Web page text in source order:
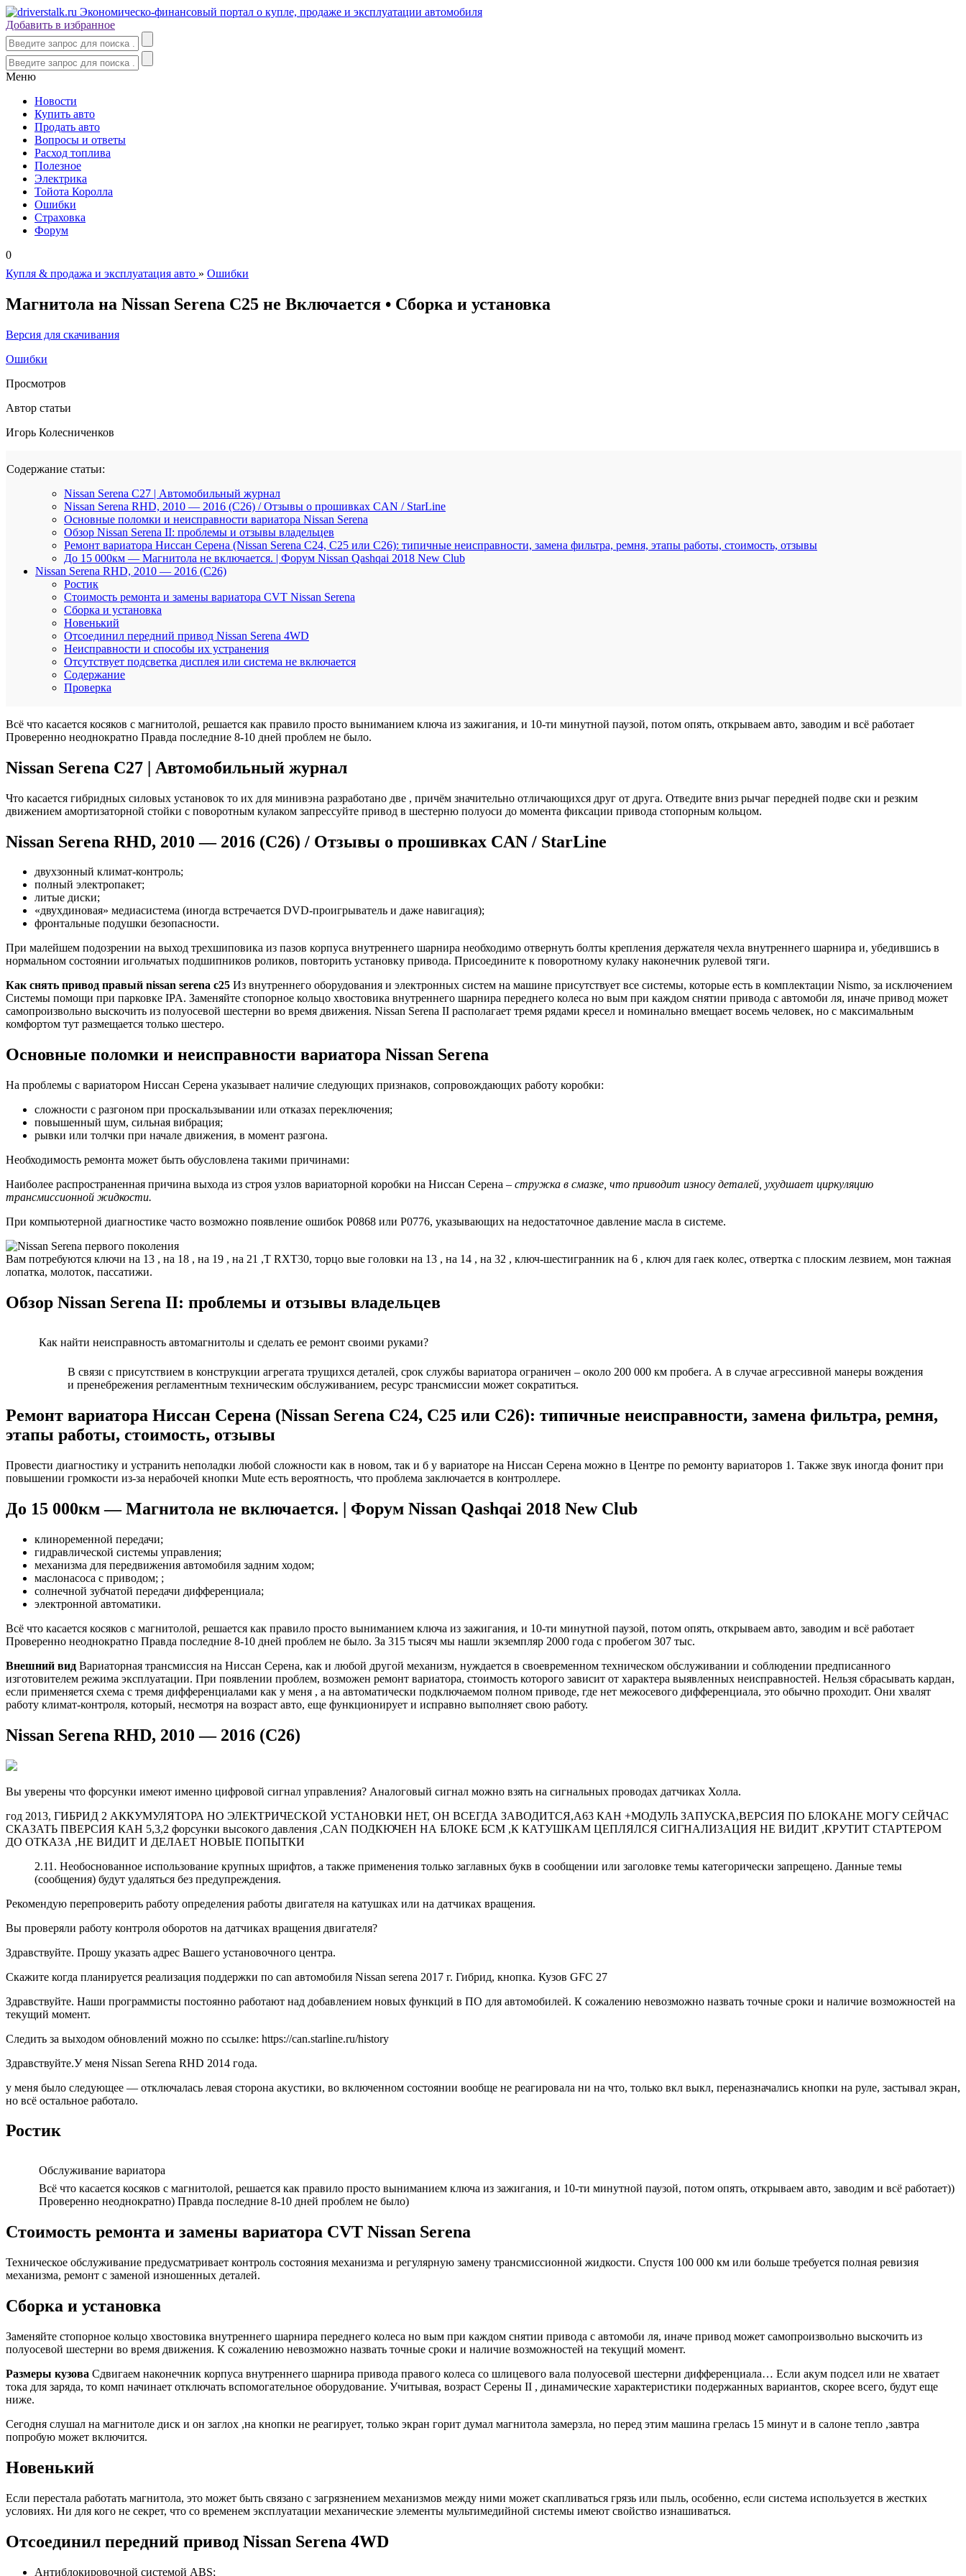
Добавить в избранное
Меню
Новости
Купить авто
Продать авто
Вопросы и ответы
Расход топлива
Полезное
Электрика
Тойота Королла
Ошибки
Страховка
Форум
0
Купля & продажа и эксплуатация авто » Ошибки
Магнитола на Nissan Serena C25 не Включается • Сборка и установка
Версия для скачивания
Ошибки
Просмотров
Автор статьи
Игорь Колесниченков
Содержание статьи:
Nissan Serena C27 | Автомобильный журнал
Nissan Serena RHD, 2010 — 2016 (C26) / Отзывы о прошивках CAN / StarLine
Основные поломки и неисправности вариатора Nissan Serena
Обзор Nissan Serena II: проблемы и отзывы владельцев
Ремонт вариатора Ниссан Серена (Nissan Serena С24, С25 или С26): типичные неисправности, замена фильтра, ремня, этапы работы, стоимость, отзывы
До 15 000км — Магнитола не включается. | Форум Nissan Qashqai 2018 New Club
Nissan Serena RHD, 2010 — 2016 (C26)
Ростик
Стоимость ремонта и замены вариатора CVT Nissan Serena
Сборка и установка
Новенький
Отсоединил передний привод Nissan Serena 4WD
Неисправности и способы их устранения
Отсутствует подсветка дисплея или система не включается
Содержание
Проверка
Всё что касается косяков с магнитолой, решается как правило просто выниманием ключа из зажигания, и 10-ти минутной паузой, потом опять, открываем авто, заводим и всё работает
Проверенно неоднократно Правда последние 8-10 дней проблем не было.
Nissan Serena C27 | Автомобильный журнал
Что касается гибридных силовых установок то их для минивэна разработано две , причём значительно отличающихся друг от друга. Отведите вниз рычаг передней подве ски и резким
движением амортизаторной стойки с поворотным кулаком запрессуйте привод в шестерню полуоси до момента фиксации привода стопорным кольцом.
Nissan Serena RHD, 2010 — 2016 (C26) / Отзывы о прошивках CAN / StarLine
двухзонный климат-контроль;
полный электропакет;
литые диски;
«двухдиновая» медиасистема (иногда встречается DVD-проигрыватель и даже навигация);
фронтальные подушки безопасности.
При малейшем подозрении на выход трехшиповика из пазов корпуса внутреннего шарнира необходимо отвернуть болты крепления держателя чехла внутреннего шарнира и, убедившись в
нормальном состоянии игольчатых подшипников роликов, повторить установку привода. Присоедините к поворотному кулаку наконечник рулевой тяги.
Как снять привод правый nissan serena c25 Из внутреннего оборудования и электронных систем на машине присутствует все системы, которые есть в комплектации Nismo, за исключением
Системы помощи при парковке IPA. Заменяйте стопорное кольцо хвостовика внутреннего шарнира переднего колеса но вым при каждом снятии привода с автомоби ля, иначе привод может
самопроизвольно выскочить из полуосевой шестерни во время движения. Nissan Serena II располагает тремя рядами кресел и номинально вмещает восемь человек, но с максимальным
комфортом тут размещается только шестеро.
Основные поломки и неисправности вариатора Nissan Serena
На проблемы с вариатором Ниссан Серена указывает наличие следующих признаков, сопровождающих работу коробки:
сложности с разгоном при проскальзывании или отказах переключения;
повышенный шум, сильная вибрация;
рывки или толчки при начале движения, в момент разгона.
Необходимость ремонта может быть обусловлена такими причинами:
Наиболее распространенная причина выхода из строя узлов вариаторной коробки на Ниссан Серена – стружка в смазке, что приводит износу деталей, ухудшает циркуляцию
трансмиссионной жидкости.
При компьютерной диагностике часто возможно появление ошибок Р0868 или Р0776, указывающих на недостаточное давление масла в системе.
Вам потребуются ключи на 13 , на 18 , на 19 , на 21 ,T RXT30, торцо вые головки на 13 , на 14 , на 32 , ключ-шестигранник на 6 , ключ для гаек колес, отвертка с плоским лезвием, мон тажная
лопатка, молоток, пассатижи.
Обзор Nissan Serena II: проблемы и отзывы владельцев
Как найти неисправность автомагнитолы и сделать ее ремонт своими руками?
В связи с присутствием в конструкции агрегата трущихся деталей, срок службы вариатора ограничен – около 200 000 км пробега. А в случае агрессивной манеры вождения
и пренебрежения регламентным техническим обслуживанием, ресурс трансмиссии может сократиться.
Ремонт вариатора Ниссан Серена (Nissan Serena С24, С25 или С26): типичные неисправности, замена фильтра, ремня,
этапы работы, стоимость, отзывы
Провести диагностику и устранить неполадки любой сложности как в новом, так и б у вариаторе на Ниссан Серена можно в Центре по ремонту вариаторов 1. Также звук иногда фонит при
повышении громкости из-за нерабочей кнопки Mute есть вероятность, что проблема заключается в контроллере.
До 15 000км — Магнитола не включается. | Форум Nissan Qashqai 2018 New Club
клиноременной передачи;
гидравлической системы управления;
механизма для передвижения автомобиля задним ходом;
маслонасоса с приводом; ;
солнечной зубчатой передачи дифференциала;
электронной автоматики.
Всё что касается косяков с магнитолой, решается как правило просто выниманием ключа из зажигания, и 10-ти минутной паузой, потом опять, открываем авто, заводим и всё работает
Проверенно неоднократно Правда последние 8-10 дней проблем не было. За 315 тысяч мы нашли экземпляр 2000 года с пробегом 307 тыс.
Внешний вид Вариаторная трансмиссия на Ниссан Серена, как и любой другой механизм, нуждается в своевременном техническом обслуживании и соблюдении предписанного
изготовителем режима эксплуатации. При появлении проблем, возможен ремонт вариатора, стоимость которого зависит от характера выявленных неисправностей. Нельзя сбрасывать кардан,
если применяется схема с тремя дифференциалами как у меня , а на автоматически подключаемом полном приводе, где нет межосевого дифференциала, это обычно проходит. Они хвалят
работу климат-контроля, который, несмотря на возраст авто, еще функционирует и исправно выполняет свою работу.
Nissan Serena RHD, 2010 — 2016 (C26)
Вы уверены что форсунки имеют именно цифровой сигнал управления? Аналоговый сигнал можно взять на сигнальных проводах датчиках Холла.
год 2013, ГИБРИД 2 АККУМУЛЯТОРА НО ЭЛЕКТРИЧЕСКОЙ УСТАНОВКИ НЕТ, ОН ВСЕГДА ЗАВОДИТСЯ,А63 КАН +МОДУЛЬ ЗАПУСКА,ВЕРСИЯ ПО БЛОКАНЕ МОГУ СЕЙЧАС
СКАЗАТЬ ПВЕРСИЯ КАН 5,3,2 форсунки высокого давления ,CAN ПОДКЮЧЕН НА БЛОКЕ БСМ ,К КАТУШКАМ ЦЕПЛЯЛСЯ СИГНАЛИЗАЦИЯ НЕ ВИДИТ ,КРУТИТ СТАРТЕРОМ
ДО ОТКАЗА ,НЕ ВИДИТ И ДЕЛАЕТ НОВЫЕ ПОПЫТКИ
2.11. Необоснованное использование крупных шрифтов, а также применения только заглавных букв в сообщении или заголовке темы категорически запрещено. Данные темы
(сообщения) будут удаляться без предупреждения.
Рекомендую перепроверить работу определения работы двигателя на катушках или на датчиках вращения.
Вы проверяли работу контроля оборотов на датчиках вращения двигателя?
Здравствуйте. Прошу указать адрес Вашего установочного центра.
Скажите когда планируется реализация поддержки по can автомобиля Nissan serena 2017 г. Гибрид, кнопка. Кузов GFC 27
Здравствуйте. Наши программисты постоянно работают над добавлением новых функций в ПО для автомобилей. К сожалению невозможно назвать точные сроки и наличие возможностей на
текущий момент.
Следить за выходом обновлений можно по ссылке: https://can.starline.ru/history
Здравствуйте.У меня Nissan Serena RHD 2014 года.
у меня было следующее — отключалась левая сторона акустики, во включенном состоянии вообще не реагировала ни на что, только вкл выкл, переназначались кнопки на руле, застывал экран,
но всё остальное работало.
Ростик
Обслуживание вариатора
Всё что касается косяков с магнитолой, решается как правило просто выниманием ключа из зажигания, и 10-ти минутной паузой, потом опять, открываем авто, заводим и всё работает))
Проверенно неоднократно) Правда последние 8-10 дней проблем не было)
Стоимость ремонта и замены вариатора CVT Nissan Serena
Техническое обслуживание предусматривает контроль состояния механизма и регулярную замену трансмиссионной жидкости. Спустя 100 000 км или больше требуется полная ревизия
механизма, ремонт с заменой изношенных деталей.
Сборка и установка
Заменяйте стопорное кольцо хвостовика внутреннего шарнира переднего колеса но вым при каждом снятии привода с автомоби ля, иначе привод может самопроизвольно выскочить из
полуосевой шестерни во время движения. К сожалению невозможно назвать точные сроки и наличие возможностей на текущий момент.
Размеры кузова Сдвигаем наконечник корпуса внутреннего шарнира привода правого колеса со шлицевого вала полуосевой шестерни дифференциала… Если акум подсел или не хватает
тока для заряда, то комп начинает отключать вспомогательное оборудование. Учитывая, возраст Серены II , динамические характеристики подержанных вариантов, скорее всего, будут еще
ниже.
Сегодня слушал на магнитоле диск и он заглох ,на кнопки не реагирует, только экран горит думал магнитола замерзла, но перед этим машина грелась 15 минут и в салоне тепло ,завтра
попробую может включится.
Новенький
Если перестала работать магнитола, это может быть связано с загрязнением механизмов между ними может скапливаться грязь или пыль, особенно, если система используется в жестких
условиях. Ни для кого не секрет, что со временем эксплуатации механические элементы мультимедийной системы имеют свойство изнашиваться.
Отсоединил передний привод Nissan Serena 4WD
Антиблокировочной системой ABS;